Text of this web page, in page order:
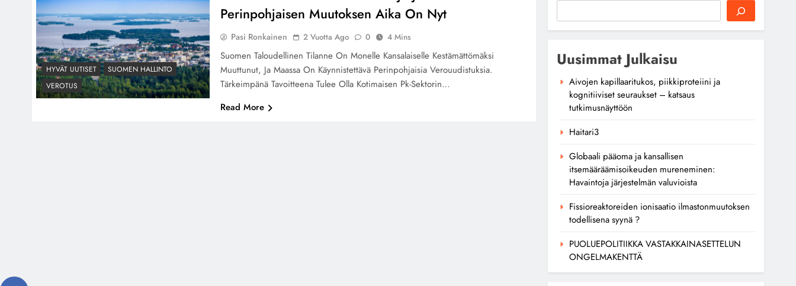
HYVÄT UUTISET
SUOMEN HALLINTO
VEROTUS
Perinpohjaisen Muutoksen Aika On Nyt
Pasi Ronkainen 2 Vuotta Ago 0 4 Mins
Suomen Taloudellinen Tilanne On Monelle Kansalaiselle Kestämättömäksi
Muuttunut, Ja Maassa On Käynnistettävä Perinpohjaisia Verouudistuksia.
Tärkeimpänä Tavoitteena Tulee Olla Kotimaisen Pk-Sektorin…
Read More
Uusimmat Julkaisu
Aivojen kapillaaritukos, piikkiproteiini ja
kognitiiviset seuraukset – katsaus
tutkimusnäyttöön
Haitari3
Globaali pääoma ja kansallisen
itsemääräämisoikeuden mureneminen:
Havaintoja järjestelmän valuvioista
Fissioreaktoreiden ionisaatio ilmastonmuutoksen
todellisena syynä ?
PUOLUEPOLITIIKKA VASTAKKAINASETTELUN
ONGELMAKENTTÄ